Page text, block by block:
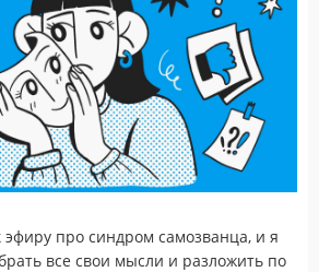
эфиру про синдром самозванца, и я
все свои мысли и разложить по